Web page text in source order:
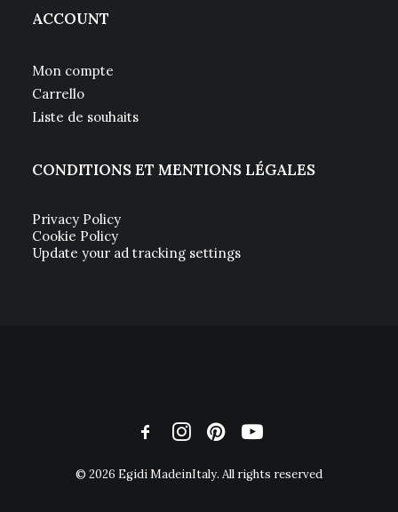
ACCOUNT
Mon compte
Carrello
Liste de souhaits
CONDITIONS ET MENTIONS LÉGALES
Privacy Policy
Cookie Policy
Update your ad tracking settings
© 2026 Egidi MadeinItaly. All rights reserved